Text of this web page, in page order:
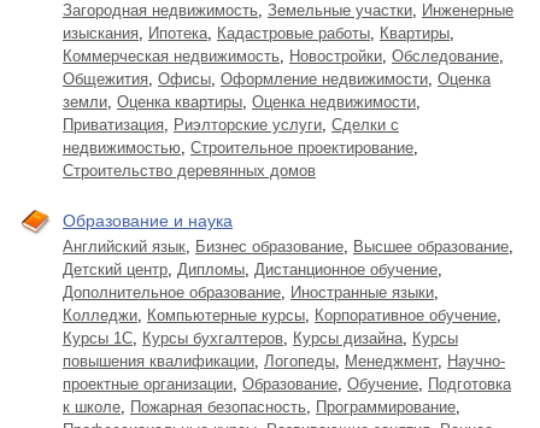
Загородная недвижимость, Земельные участки, Инженерные
изыскания, Ипотека, Кадастровые работы, Квартиры,
Коммерческая недвижимость, Новостройки, Обследование,
Общежития, Офисы, Оформление недвижимости, Оценка
земли, Оценка квартиры, Оценка недвижимости,
Приватизация, Риэлторские услуги, Сделки с
недвижимостью, Строительное проектирование,
Строительство деревянных домов
Образование и наука
Английский язык, Бизнес образование, Высшее образование,
Детский центр, Дипломы, Дистанционное обучение,
Дополнительное образование, Иностранные языки,
Колледжи, Компьютерные курсы, Корпоративное обучение,
Курсы 1С, Курсы бухгалтеров, Курсы дизайна, Курсы
повышения квалификации, Логопеды, Менеджмент, Научно-
проектные организации, Образование, Обучение, Подготовка
к школе, Пожарная безопасность, Программирование,